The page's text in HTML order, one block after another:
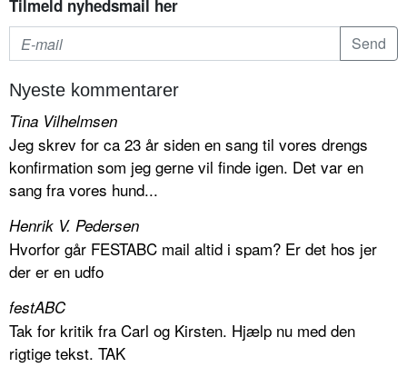
Tilmeld nyhedsmail her
Nyeste kommentarer
Tina Vilhelmsen
Jeg skrev for ca 23 år siden en sang til vores drengs
konfirmation som jeg gerne vil finde igen. Det var en
sang fra vores hund...
Henrik V. Pedersen
Hvorfor går FESTABC mail altid i spam? Er det hos jer
der er en udfo
festABC
Tak for kritik fra Carl og Kirsten. Hjælp nu med den
rigtige tekst. TAK